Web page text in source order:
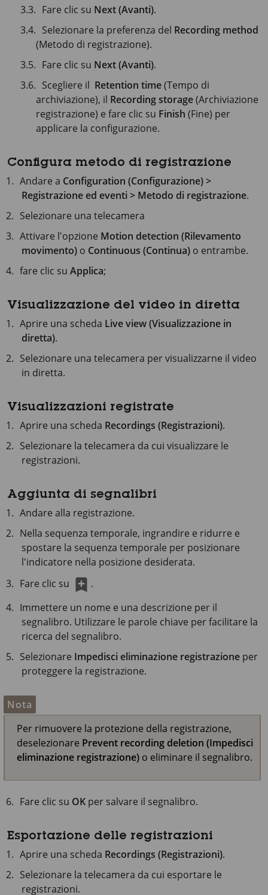
Fare clic su Next (Avanti).
Selezionare la preferenza del Recording method
(Metodo di registrazione).
Fare clic su Next (Avanti).
Scegliere il Retention time(Tempo di
archiviazione), il Recording storage(Archiviazione
registrazione) e fare clic su Finish (Fine) per
applicare la configurazione.
Configura metodo di registrazione
Andare a Configuration (Configurazione) >
Registrazione ed eventi > Metodo di registrazione.
Selezionare una telecamera
Attivare l'opzione Motion detection (Rilevamento
movimento) o Continuous (Continua) o entrambe.
fare clic suApplica;
Visualizzazione del video in diretta
Aprire una scheda Live view (Visualizzazione in
diretta).
Selezionare una telecamera per visualizzarne il video
in diretta.
Visualizzazioni registrate
Aprire una scheda Recordings (Registrazioni).
Selezionare la telecamera da cui visualizzare le
registrazioni.
Aggiunta di segnalibri
Andare alla registrazione.
Nella sequenza temporale, ingrandire e ridurre e
spostare la sequenza temporale per posizionare
l'indicatore nella posizione desiderata.
Fare clic su
.
Immettere un nome e una descrizione per il
segnalibro. Utilizzare le parole chiave per facilitare la
ricerca del segnalibro.
Selezionare Impedisci eliminazione registrazione per
proteggere la registrazione.
Nota
Per rimuovere la protezione della registrazione,
deselezionare Prevent recording deletion (Impedisci
eliminazione registrazione) o eliminare il segnalibro.
Fare clic su OK per salvare il segnalibro.
Esportazione delle registrazioni
Aprire una scheda Recordings (Registrazioni).
Selezionare la telecamera da cui esportare le
registrazioni.